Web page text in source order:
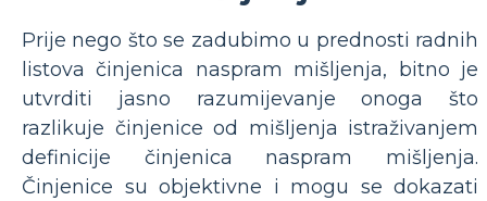
Prije nego što se zadubimo u prednosti radnih
listova činjenica naspram mišljenja, bitno je
utvrditi jasno razumijevanje onoga što
razlikuje činjenice od mišljenja istraživanjem
definicije činjenica naspram mišljenja.
Činjenice su objektivne i mogu se dokazati